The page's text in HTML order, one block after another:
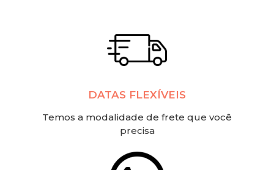
DATAS FLEXÍVEIS
Temos a modalidade de frete que você
precisa